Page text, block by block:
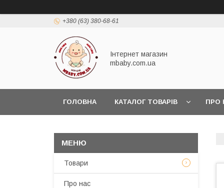
+380 (63) 380-68-61
Інтернет магазин
mbaby.com.ua
ГОЛОВНА КАТАЛОГ ТОВАРІВ ПРО
Товари
Про нас